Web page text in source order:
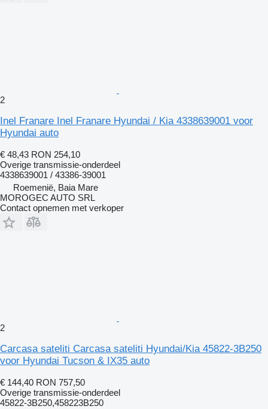
2
Inel Franare Inel Franare Hyundai / Kia 4338639001 voor
Hyundai auto
€ 48,43 RON 254,10
Overige transmissie-onderdeel
4338639001 / 43386-39001
Roemenië, Baia Mare
MOROGEC AUTO SRL
Contact opnemen met verkoper
2
Carcasa sateliti Carcasa sateliti Hyundai/Kia 45822-3B250
voor Hyundai Tucson & IX35 auto
€ 144,40 RON 757,50
Overige transmissie-onderdeel
45822-3B250,458223B250